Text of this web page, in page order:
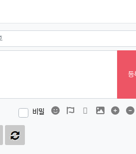
등
비밀 이모티콘폰트어썸동영상 이미지 댓글